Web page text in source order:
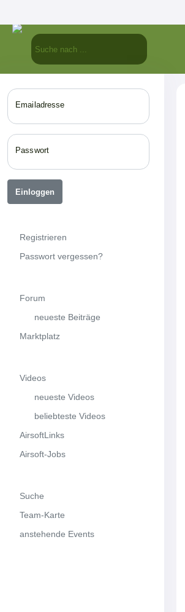
Emailadresse
Passwort
Einloggen
Registrieren
Passwort vergessen?
Forum
neueste Beiträge
Marktplatz
Videos
neueste Videos
beliebteste Videos
AirsoftLinks
Airsoft-Jobs
Suche
Team-Karte
anstehende Events